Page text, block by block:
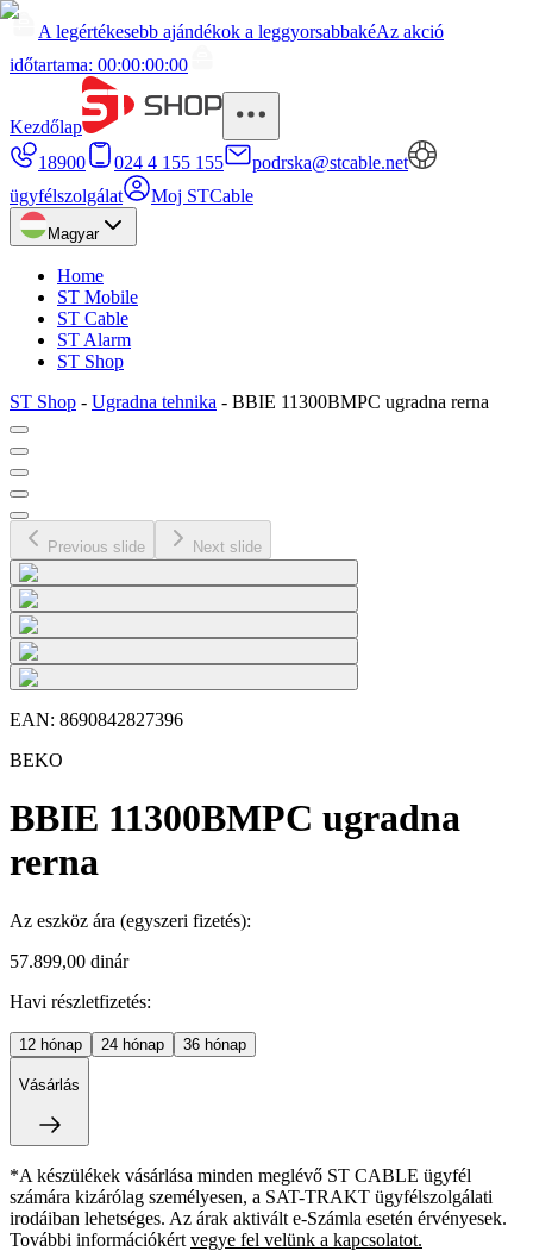
A legértékesebb ajándékok a leggyorsabbakéAz akció
időtartama: 00:00:00:00
Kezdőlap
18900
024 4 155 155
podrska@stcable.net
ügyfélszolgálat
Moj STCable
Magyar
Home
ST Mobile
ST Cable
ST Alarm
ST Shop
ST Shop - Ugradna tehnika - BBIE 11300BMPC ugradna rerna
Previous slide Next slide
EAN: 8690842827396
BEKO
BBIE 11300BMPC ugradna
rerna
Az eszköz ára (egyszeri fizetés):
57.899,00 dinár
Havi részletfizetés:
12 hónap 24 hónap 36 hónap
Vásárlás
*A készülékek vásárlása minden meglévő ST CABLE ügyfél
számára kizárólag személyesen, a SAT-TRAKT ügyfélszolgálati
irodáiban lehetséges. Az árak aktivált e-Számla esetén érvényesek.
További információkért vegye fel velünk a kapcsolatot.